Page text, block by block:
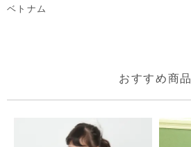
ベトナム
おすすめ商品